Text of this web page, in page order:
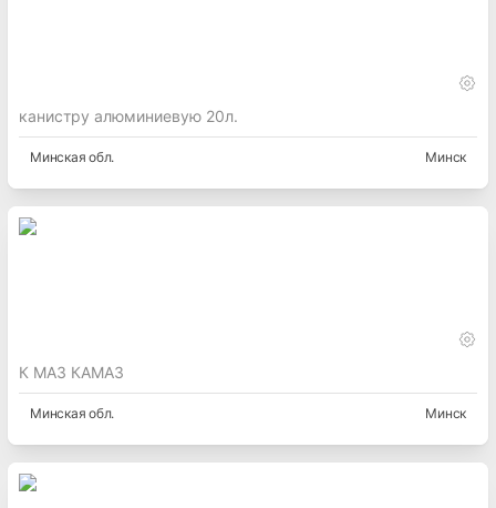
канистру алюминиевую 20л.
Минская обл. Минск
К МАЗ КАМАЗ
Минская обл. Минск